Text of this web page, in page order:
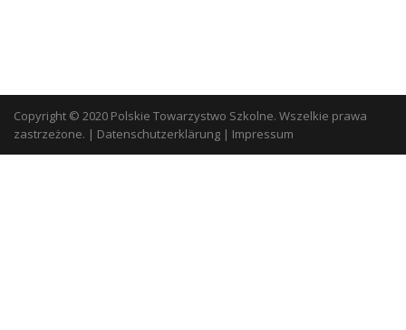
Copyright © 2020 Polskie Towarzystwo Szkolne. Wszelkie prawa
zastrzeżone. | Datenschutzerklärung | Impressum